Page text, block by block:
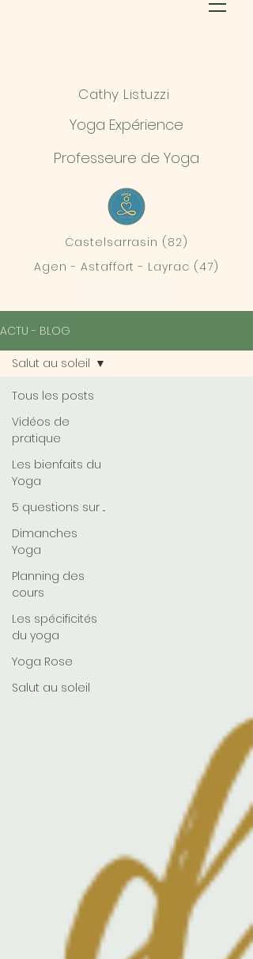
Cathy Listuzzi
Yoga Expérience
Professeure de Yoga
Castelsarrasin (82)
Agen - Astaffort - Layrac (47)
ACTU - BLOG
Tous les posts
Vidéos de
pratique
Les bienfaits du
Yoga
5 questions sur ...
Dimanches
Yoga
Planning des
cours
Les spécificités
du yoga
Yoga Rose
Salut au soleil
Salut au soleil